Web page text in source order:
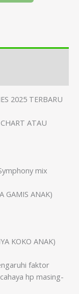
2025 TERBARU
ATAU
mix
GAMIS ANAK)
KOKO ANAK)
faktor
hp masing-